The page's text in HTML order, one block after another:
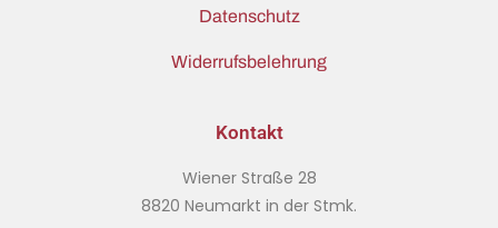
Datenschutz
Widerrufsbelehrung
Kontakt
Wiener Straße 28
8820 Neumarkt in der Stmk.